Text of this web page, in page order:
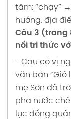
tâm: “chạy”
hướng, địa
Câu 3 (trang
nối tri thức
- Câu có vị
văn bản “Gió
mẹ Sơn đã
pha nước chè
lục đống